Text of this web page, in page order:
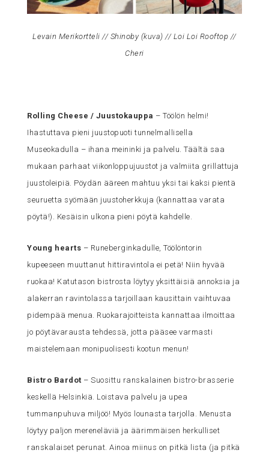
Levain Merikortteli // Shinoby (kuva) // Loi Loi Rooftop //
Cheri
Rolling Cheese / Juustokauppa – Töölön helmi!
Ihastuttava pieni juustopuoti tunnelmallisella
Museokadulla – ihana meininki ja palvelu. Täältä saa
mukaan parhaat viikonloppujuustot ja valmiita grillattuja
juustoleipiä. Pöydän ääreen mahtuu yksi tai kaksi pientä
seuruetta syömään juustoherkkuja (kannattaa varata
pöytä!). Kesäisin ulkona pieni pöytä kahdelle.
Young hearts – Runeberginkadulle, Töölöntorin
kupeeseen muuttanut hittiravintola ei petä! Niin hyvää
ruokaa! Katutason bistrosta löytyy yksittäisiä annoksia ja
alakerran ravintolassa tarjoillaan kausittain vaihtuvaa
pidempää menua. Ruokarajoitteista kannattaa ilmoittaa
jo pöytävarausta tehdessä, jotta pääsee varmasti
maistelemaan monipuolisesti kootun menun!
Bistro Bardot – Suosittu ranskalainen bistro-brasserie
keskellä Helsinkiä. Loistava palvelu ja upea
tummanpuhuva miljöö! Myös lounasta tarjolla. Menusta
löytyy paljon mereneläviä ja äärimmäisen herkulliset
ranskalaiset perunat. Ainoa miinus on pitkä lista (ja pitkä